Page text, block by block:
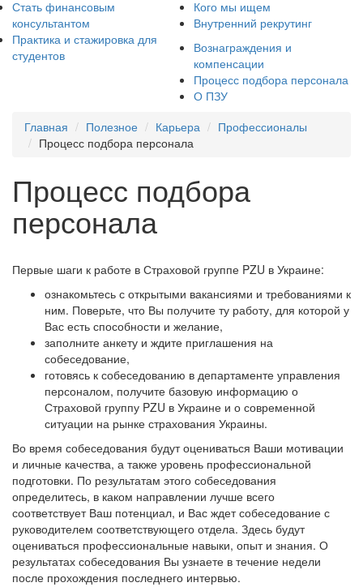
Стать финансовым
консультантом
Практика и стажировка для
студентов
Кого мы ищем
Внутренний рекрутинг
Вознаграждения и
компенсации
Процесс подбора персонала
О ПЗУ
Главная
Полезное Карьера
Профессионалы
Процесс подбора персонала
Процесс подбора
персонала
Первые шаги к работе в Страховой группе PZU в Украине:
ознакомьтесь с открытыми вакансиями и требованиями к
ним. Поверьте, что Вы получите ту работу, для которой у
Вас есть способности и желание,
заполните анкету и ждите приглашения на
собеседование,
готовясь к собеседованию в департаменте управления
персоналом, получите базовую информацию о
Страховой группу PZU в Украине и о современной
ситуации на рынке страхования Украины.
Во время собеседования будут оцениваться Ваши мотивации
и личные качества, а также уровень профессиональной
подготовки. По результатам этого собеседования
определитесь, в каком направлении лучше всего
соответствует Ваш потенциал, и Вас ждет собеседование с
руководителем соответствующего отдела. Здесь будут
оцениваться профессиональные навыки, опыт и знания. О
результатах собеседования Вы узнаете в течение недели
после прохождения последнего интервью.